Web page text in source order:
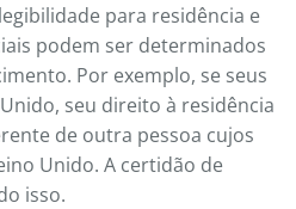
para residência e
podem ser determinados
Por exemplo, se seus
seu direito à residência
de outra pessoa cujos
Unido. A certidão de
isso.